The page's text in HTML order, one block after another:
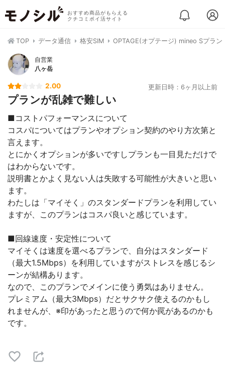
おすすめ商品がもらえる
クチコミポイ活サイト
TOP データ通信 格安SIM OPTAGE(オプテージ) mineo Sプラン
自営業
八ヶ岳
2.00 更新日時：6ヶ月以上前
プランが乱雑で難しい
■コストパフォーマンスについて
コスパについてはプランやオプション契約のやり方次第と
言えます。
とにかくオプションが多いですしプランも一目見ただけで
はわからないです。
説明書とかよく見ない人は失敗する可能性が大きいと思い
ます。
わたしは「マイそく」のスタンダードプランを利用してい
ますが、このプランはコスパ良いと感じています。
■回線速度・安定性について
マイそくは速度を選べるプランで、自分はスタンダード
（最大1.5Mbps）を利用していますがストレスを感じるシ
ーンが結構あります。
なので、このプランでメインに使う勇気はありません。
プレミアム（最大3Mbps）だとサクサク使えるのかもし
れませんが、※印があったと思うので何か罠があるのかも
です。